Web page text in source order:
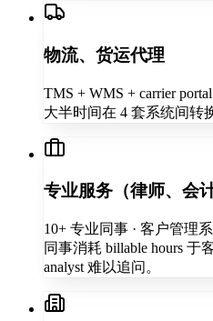
物流、货运代理
TMS + WMS + carrier
大半时间在 4 套系统间转
专业服务（律师、会
10+ 专业同事 · 客户管理
同事消耗 billable hours
analyst 难以追问。